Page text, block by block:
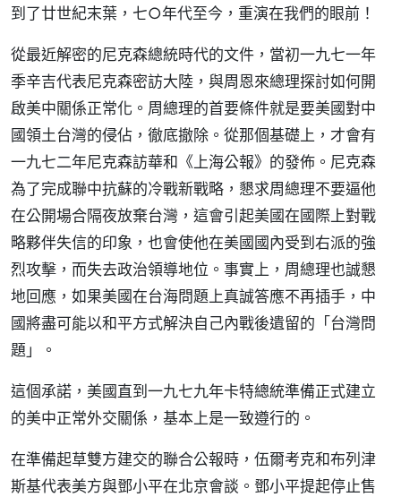
到了廿世紀末葉，七○年代至今，重演在我們的眼前！
從最近解密的尼克森總統時代的文件，當初一九七一年
季辛吉代表尼克森密訪大陸，與周恩來總理探討如何開
啟美中關係正常化。周總理的首要條件就是要美國對中
國領土台灣的侵佔，徹底撤除。從那個基礎上，才會有
一九七二年尼克森訪華和《上海公報》的發佈。尼克森
為了完成聯中抗蘇的冷戰新戰略，懇求周總理不要逼他
在公開場合隔夜放棄台灣，這會引起美國在國際上對戰
略夥伴失信的印象，也會使他在美國國內受到右派的強
烈攻擊，而失去政治領導地位。事實上，周總理也誠懇
地回應，如果美國在台海問題上真誠答應不再插手，中
國將盡可能以和平方式解決自己內戰後遺留的「台灣問
題」。
這個承諾，美國直到一九七九年卡特總統準備正式建立
的美中正常外交關係，基本上是一致遵行的。
在準備起草雙方建交的聯合公報時，伍爾考克和布列津
斯基代表美方與鄧小平在北京會談。鄧小平提起停止售